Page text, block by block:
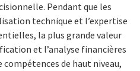
Pendant que les
technique et l’expertise
la plus grande valeur
et l’analyse financières
compétences de haut niveau,